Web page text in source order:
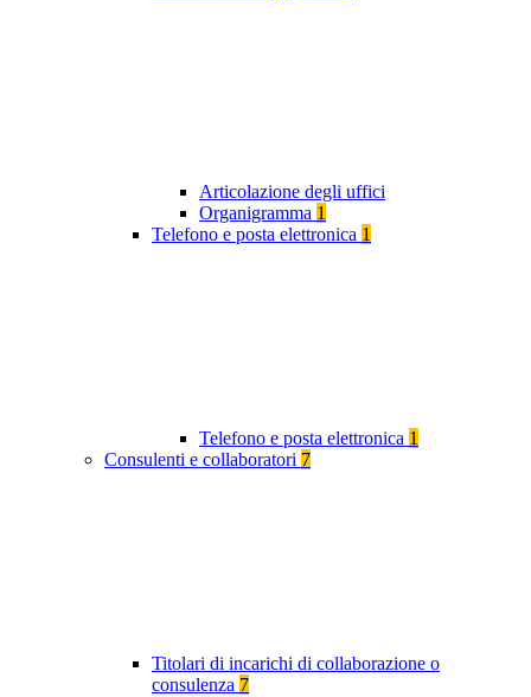
Articolazione degli uffici
Organigramma 1
Telefono e posta elettronica 1
Telefono e posta elettronica 1
Consulenti e collaboratori 7
Titolari di incarichi di collaborazione o
consulenza 7